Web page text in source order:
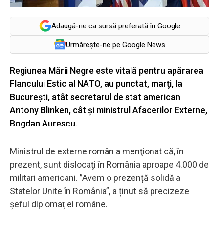
Adaugă-ne ca sursă preferată în Google
Urmărește-ne pe Google News
Regiunea Mării Negre este vitală pentru apărarea
Flancului Estic al NATO, au punctat, marţi, la
Bucureşti, atât secretarul de stat american
Antony Blinken, cât și ministrul Afacerilor Externe,
Bogdan Aurescu.
Ministrul de externe român a menţionat că, în
prezent, sunt dislocaţi în România aproape 4.000 de
militari americani. ”Avem o prezență solidă a
Statelor Unite în România”, a ținut să precizeze
șeful diplomației române.